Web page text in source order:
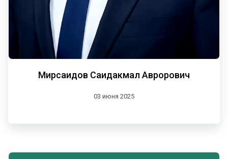
Мирсаидов Саидакмал Аврорович
03 июня 2025